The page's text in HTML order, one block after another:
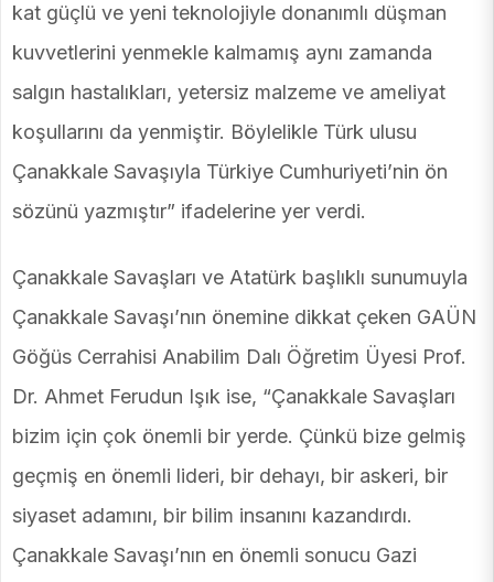
kat güçlü ve yeni teknolojiyle donanımlı düşman
kuvvetlerini yenmekle kalmamış aynı zamanda
salgın hastalıkları, yetersiz malzeme ve ameliyat
koşullarını da yenmiştir. Böylelikle Türk ulusu
Çanakkale Savaşıyla Türkiye Cumhuriyeti’nin ön
sözünü yazmıştır” ifadelerine yer verdi.
Çanakkale Savaşları ve Atatürk başlıklı sunumuyla
Çanakkale Savaşı’nın önemine dikkat çeken GAÜN
Göğüs Cerrahisi Anabilim Dalı Öğretim Üyesi Prof.
Dr. Ahmet Ferudun Işık ise, “Çanakkale Savaşları
bizim için çok önemli bir yerde. Çünkü bize gelmiş
geçmiş en önemli lideri, bir dehayı, bir askeri, bir
siyaset adamını, bir bilim insanını kazandırdı.
Çanakkale Savaşı’nın en önemli sonucu Gazi